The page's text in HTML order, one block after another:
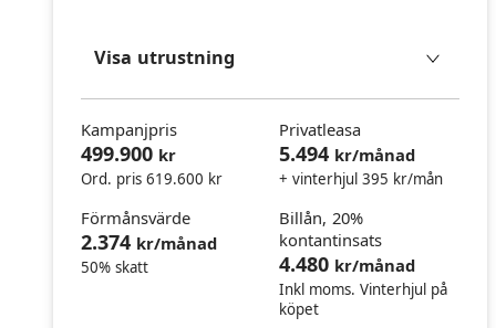
Visa utrustning
Kampanjpris
499.900kr
Ord. pris 619.600 kr
Privatleasa
5.494 kr/månad
+ vinterhjul 395 kr/mån
Förmånsvärde
2.374kr/månad
50% skatt
Billån, 20%
kontantinsats
4.480 kr/månad
Inkl moms. Vinterhjul på
köpet